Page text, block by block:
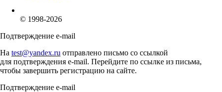
© 1998-2026
Подтверждение e-mail
На test@yandex.ru отправлено письмо со ссылкой
для подтверждения e-mail. Перейдите по ссылке из письма,
чтобы завершить регистрацию на сайте.
Подтверждение e-mail